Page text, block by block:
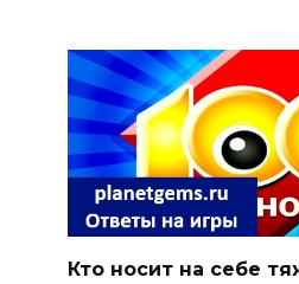
Кто носит на себе